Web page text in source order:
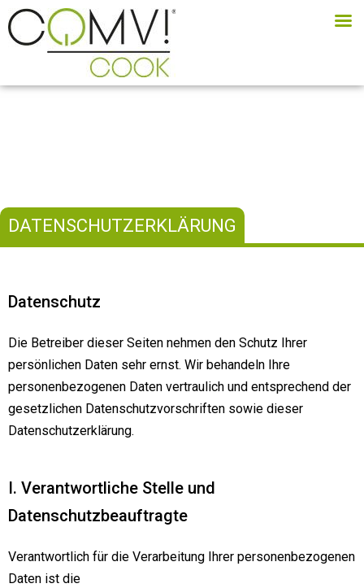
DATENSCHUTZERKLÄRUNG
Datenschutz
Die Betreiber dieser Seiten nehmen den Schutz Ihrer
persönlichen Daten sehr ernst. Wir behandeln Ihre
personenbezogenen Daten vertraulich und entsprechend der
gesetzlichen Datenschutzvorschriften sowie dieser
Datenschutzerklärung.
I. Verantwortliche Stelle und
Datenschutzbeauftragte
Verantwortlich für die Verarbeitung Ihrer personenbezogenen
Daten ist die